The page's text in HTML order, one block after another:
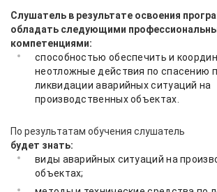
Слушатель в результате освоения
обладать следующими
компетенциями:
способностью обеспечить и
неотложные действия по спасению
ликвидации аварийных ситуаций на
производственных объектах.
По результатам обучения слушатель
будет знать:
виды аварийных ситуаций на
объектах;